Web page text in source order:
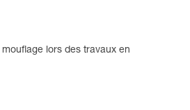
lors des travaux en